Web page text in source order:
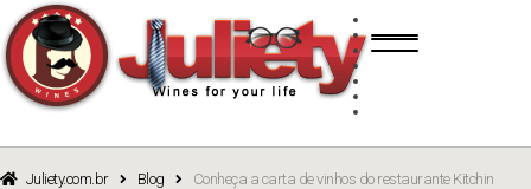
navigation
content
BRANCO
ROSÉ
Juliety.com.br Blog Conheça a carta de vinhos do restaurante Kitchin